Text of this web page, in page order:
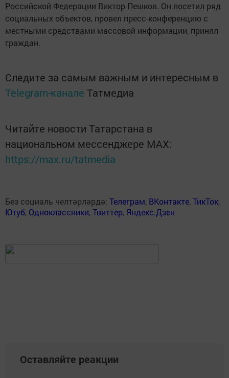
Российской Федерации Виктор Пешков. Он посетил ряд
социальных объектов, провел пресс-конференцию с
местными средствами массовой информации, принял
граждан.
Следите за самым важным и интересным в
Telegram-канале Татмедиа
Читайте новости Татарстана в
национальном мессенджере MАХ:
https://max.ru/tatmedia
Без социаль челтәрләрдә: Телеграм, ВКонтакте,ТикТок,
Ютуб, Одноклассники,Твиттер, Яндекс.Дзен
Оставляйте реакции